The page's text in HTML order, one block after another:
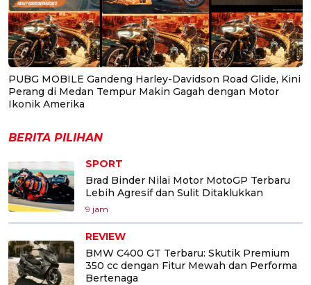
PUBG MOBILE Gandeng Harley-Davidson Road Glide, Kini
Perang di Medan Tempur Makin Gagah dengan Motor
Ikonik Amerika
BERITA PILIHAN
SPORT
Brad Binder Nilai Motor MotoGP Terbaru
Lebih Agresif dan Sulit Ditaklukkan
9 jam
REVIEW
BMW C400 GT Terbaru: Skutik Premium
350 cc dengan Fitur Mewah dan Performa
Bertenaga